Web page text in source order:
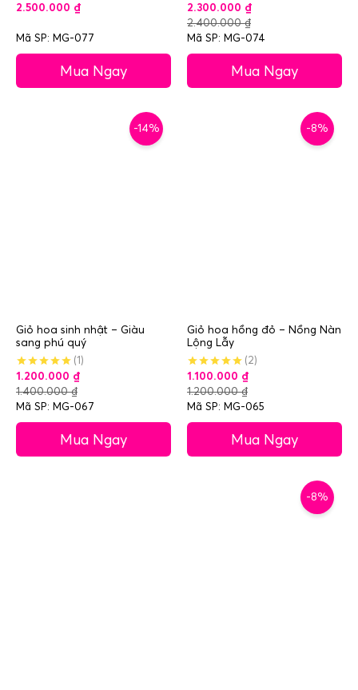
2.500.000 ₫
Mã SP: MG-077
Mua Ngay
2.300.000 ₫
2.400.000₫
Mã SP: MG-074
Mua Ngay
-14%
Giỏ hoa sinh nhật – Giàu
sang phú quý
(1)
1.200.000 ₫
1.400.000₫
Mã SP: MG-067
Mua Ngay
-8%
Giỏ hoa hồng đỏ – Nồng Nàn
Lộng Lẫy
(2)
1.100.000 ₫
1.200.000₫
Mã SP: MG-065
Mua Ngay
-8%